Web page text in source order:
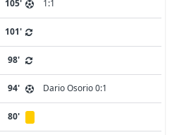
105' 1:1
101'
98'
94' Dario Osorio 0:1
80'